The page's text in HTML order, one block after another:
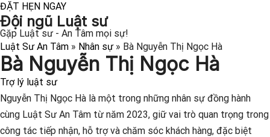
ĐẶT HẸN NGAY
Đội ngũ Luật sư
Gặp Luật sư - An Tâm mọi sự!
Luật Sư An Tâm » Nhân sự » Bà Nguyễn Thị Ngọc Hà
Bà Nguyễn Thị Ngọc Hà
Trợ lý luật sư
Nguyễn Thị Ngọc Hà là một trong những nhân sự đồng hành
cùng Luật Sư An Tâm từ năm 2023, giữ vai trò quan trọng trong
công tác tiếp nhận, hỗ trợ và chăm sóc khách hàng, đặc biệt